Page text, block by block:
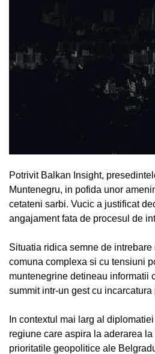
Potrivit Balkan Insight,
Muntenegru, in pofida unor
cetateni sarbi. Vucic a justificat
angajament fata de procesul de
Situatia ridica semne de
comuna complexa si cu tensiuni
muntenegrine detineau informatii
summit intr-un gest cu
In contextul mai larg al
regiune care aspira la aderarea
prioritatile geopolitice ale